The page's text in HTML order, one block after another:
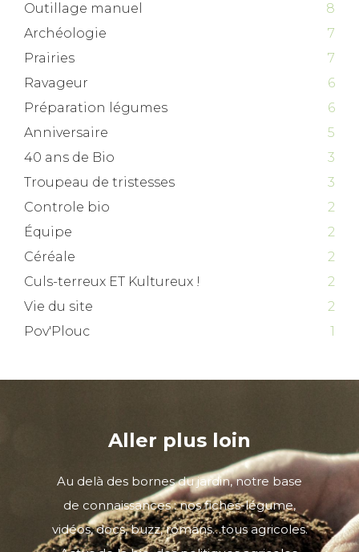
Outillage manuel
8
Archéologie
7
Prairies
7
Ravageur
6
Préparation légumes
6
Anniversaire
5
40 ans de Bio
3
Troupeau de tristesses
3
Controle bio
2
Équipe
2
Céréale
2
Culs-terreux ET Kultureux !
2
Vie du site
2
Pov'Plouc
1
Aller plus loin
Au delà des bornes du jardin, notre base
de connaissances : nos fiches-légume,
vidéos, docs, buzz, romans…tous agricoles.